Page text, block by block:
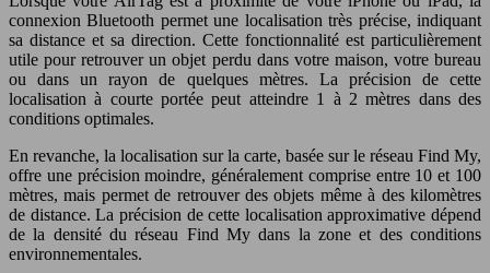
connexion Bluetooth permet une localisation très précise, indiquant
sa distance et sa direction. Cette fonctionnalité est particulièrement
utile pour retrouver un objet perdu dans votre maison, votre bureau
ou dans un rayon de quelques mètres. La précision de cette
localisation à courte portée peut atteindre 1 à 2 mètres dans des
conditions optimales.
En revanche, la localisation sur la carte, basée sur le réseau Find My,
offre une précision moindre, généralement comprise entre 10 et 100
mètres, mais permet de retrouver des objets même à des kilomètres
de distance. La précision de cette localisation approximative dépend
de la densité du réseau Find My dans la zone et des conditions
environnementales.